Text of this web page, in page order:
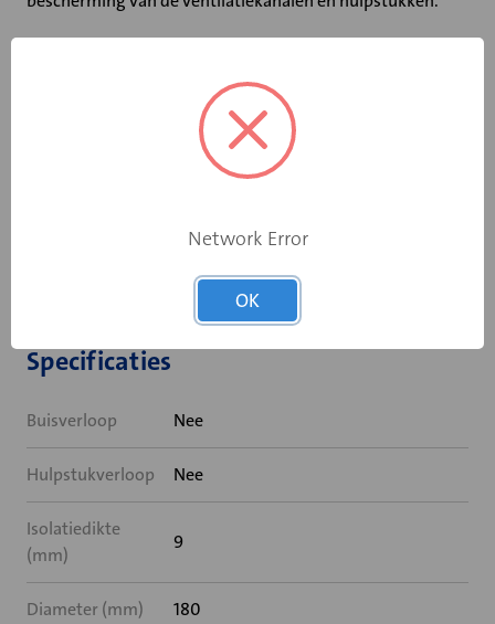
afdichtingsring voor optimale luchtdichtheid. Bestand
tegen temperaturen tot 100ºC en tevens in hoge mate
chemisch bestendig, toepasbaar in zo goed als alle
systemen. Installatie is hierdoor zeer eenvoudig en er
hoeft geen tape meer gebruikt te worden, enkel parkeren
luchtdichte verbinding, luchtdichtheidsklasse D conform
Specificaties
Buisverloop Nee
Hulpstukverloop Nee
Isolatiedikte
(mm)
9
Diameter (mm) 180
Network Error
OK